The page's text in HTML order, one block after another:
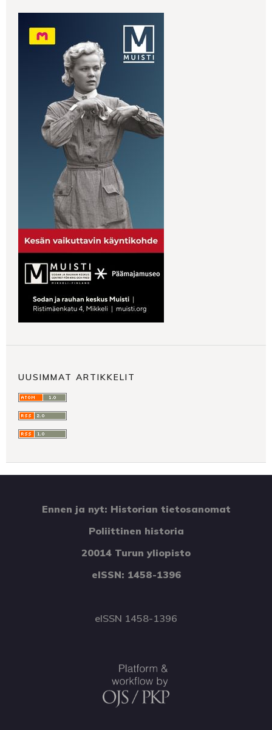
UUSIMMAT ARTIKKELIT
Ennen ja nyt: Historian tietosanomat
Poliittinen historia
20014 Turun yliopisto
eISSN: 1458-1396
eISSN 1458-1396